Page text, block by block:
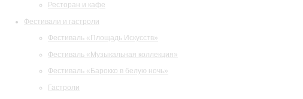
Ресторан и кафе
Фестивали и гастроли
Фестиваль «Площадь Искусств»
Фестиваль «Музыкальная коллекция»
Фестиваль «Барокко в белую ночь»
Гастроли